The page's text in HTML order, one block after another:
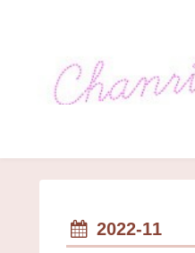
2022-11